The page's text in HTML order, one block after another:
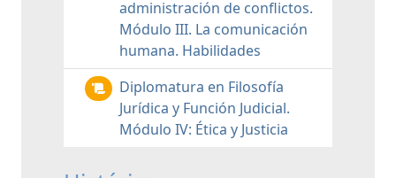
administración de conflictos.
Módulo III. La comunicación
humana. Habilidades
Diplomatura en Filosofía
Jurídica y Función Judicial.
Módulo IV: Ética y Justicia